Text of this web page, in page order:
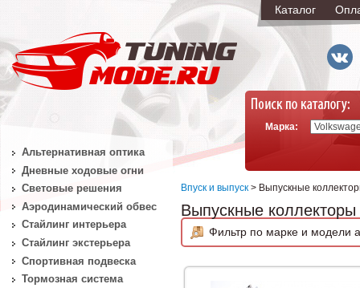
Каталог
Марка:
Впуск и выпуск > Выпускные
Выпускные коллекторы
Фильтр по марке и модели
Альтернативная оптика
Дневные ходовые огни
Световые решения
Аэродинамический обвес
Стайлинг интерьера
Стайлинг экстерьера
Спортивная подвеска
Тормозная система